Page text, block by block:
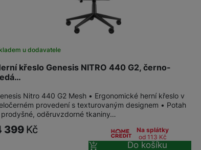
křeslo Genesis NITRO 440 G2, černo-
u dodavatele
Nitro 440 G2 Mesh • Ergonomické herní křeslo v
provedení s texturovaným designem • Potah
oděruvzdorné tkaniny…
399 Kč
Na splátky
od 113 Kč
Do košíku